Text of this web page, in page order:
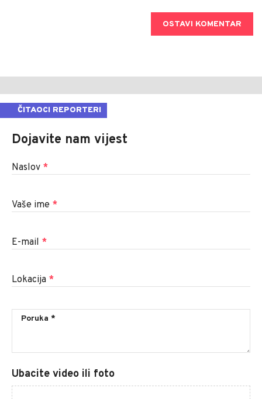
OSTAVI KOMENTAR
ČITAOCI REPORTERI
Dojavite nam vijest
Naslov *
Vaše ime *
E-mail *
Lokacija *
Ubacite video ili foto